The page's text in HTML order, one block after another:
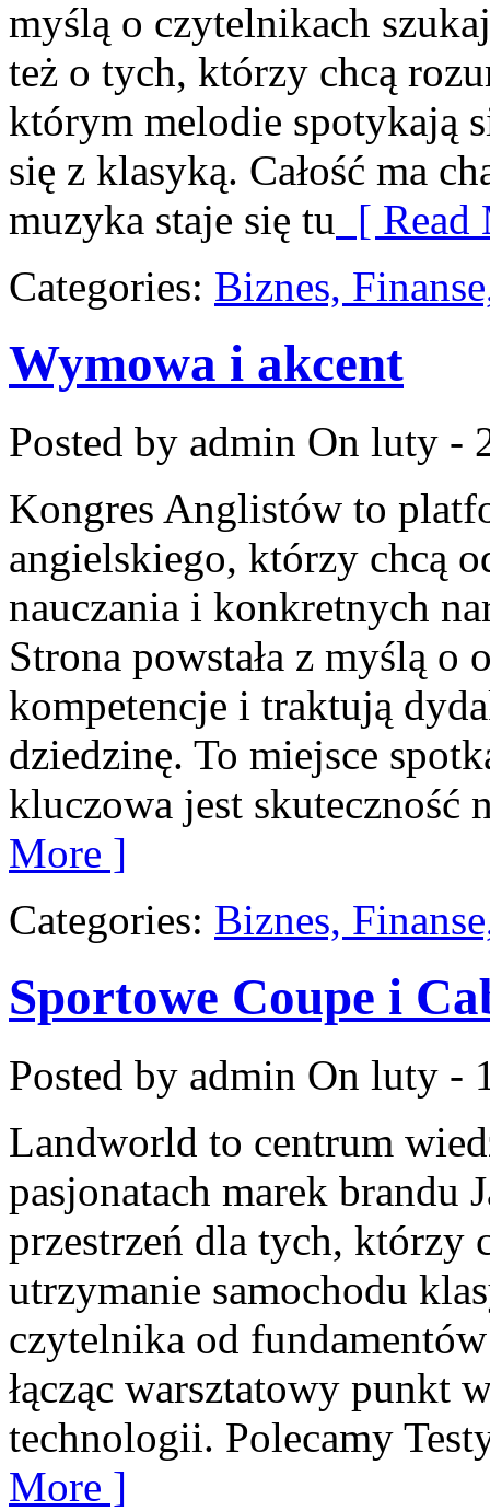
myślą o czytelnikach
też o tych, którzy chcą
którym melodie spotykają
się z klasyką. Całość ma
muzyka staje się tu [ Read
Categories: Biznes,
Wymowa i akcent
Posted by admin On luty -
Kongres Anglistów to
angielskiego, którzy chcą
nauczania i konkretnych
Strona powstała z myślą o
kompetencje i traktują
dziedzinę. To miejsce
kluczowa jest skuteczność
More ]
Categories: Biznes,
Sportowe Coupe i
Posted by admin On luty -
Landworld to centrum
pasjonatach marek brandu
przestrzeń dla tych, którzy
utrzymanie samochodu
czytelnika od
łącząc warsztatowy punkt
technologii. Polecamy
More ]